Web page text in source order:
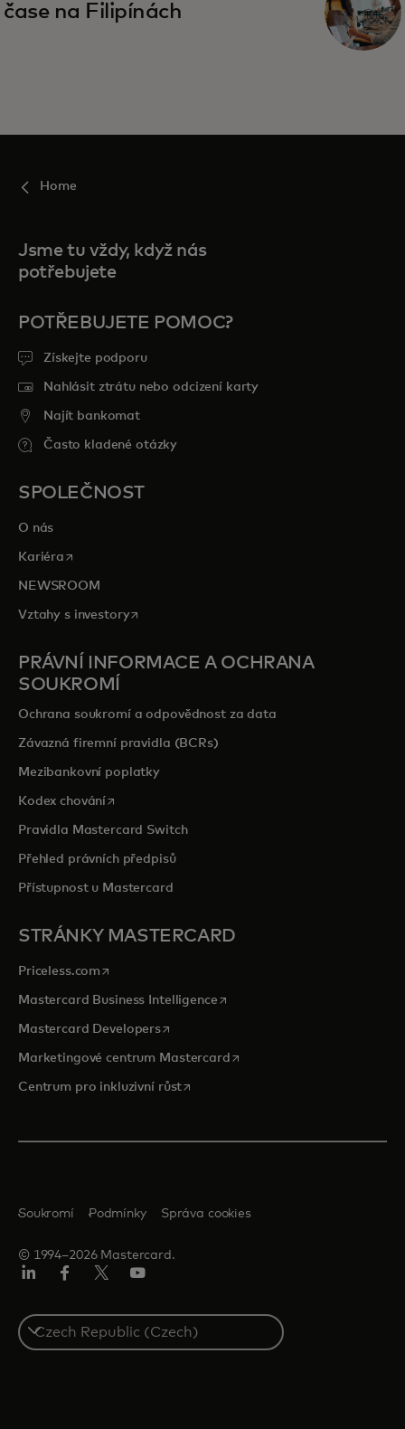
čase na Filipínách
Home
Jsme tu vždy, když nás
potřebujete
POTŘEBUJETE POMOC?
Získejte podporu
Nahlásit ztrátu nebo odcizení karty
Najít bankomat
Často kladené otázky
SPOLEČNOST
O nás
Kariéra opens in a new tab
NEWSROOM
Vztahy s investoryopens in a new tab
PRÁVNÍ INFORMACE A OCHRANA
SOUKROMÍ
Ochrana soukromí a odpovědnost za data
Závazná firemní pravidla (BCRs)
Mezibankovní poplatky
Kodex chováníopens in a new tab
Pravidla Mastercard Switch
Přehled právních předpisů
Přístupnost u Mastercard
STRÁNKY MASTERCARD
Priceless.com opens in a new tab
Mastercard Business Intelligenceopens in a new tab
Mastercard Developersopens in a new tab
Marketingové centrum Mastercardopens in a new tab
Centrum pro inkluzivní růstopens in a new tab
© 1994–2026 Mastercard.
Soukromí Podmínky Správa cookies
Select
a
country